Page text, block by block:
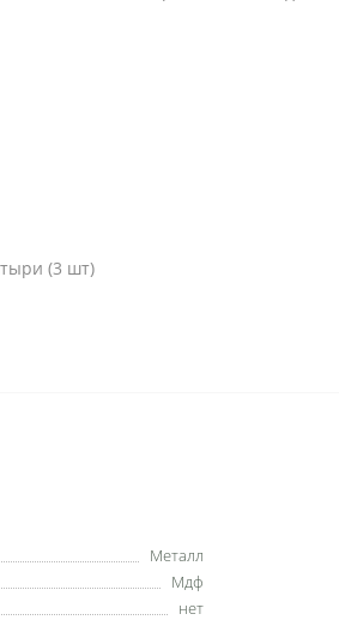
(3 шт)
Металл
Мдф
нет